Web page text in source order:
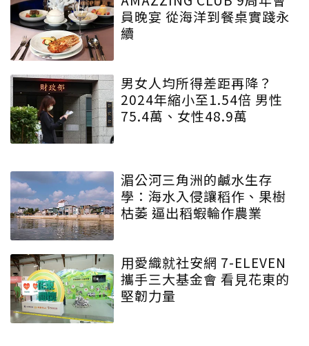
員晚宴 從海洋到餐桌實踐永
續
男女人均所得差距再降？
2024年縮小至1.54倍 男性
75.4萬、女性48.9萬
湄公河三角洲的鹹水生存
學：海水入侵讓稻作、果樹
枯萎 逼出稻蝦輪作農業
用愛織就社安網 7-ELEVEN
攜手三大基金會 看見花東的
堅韌力量